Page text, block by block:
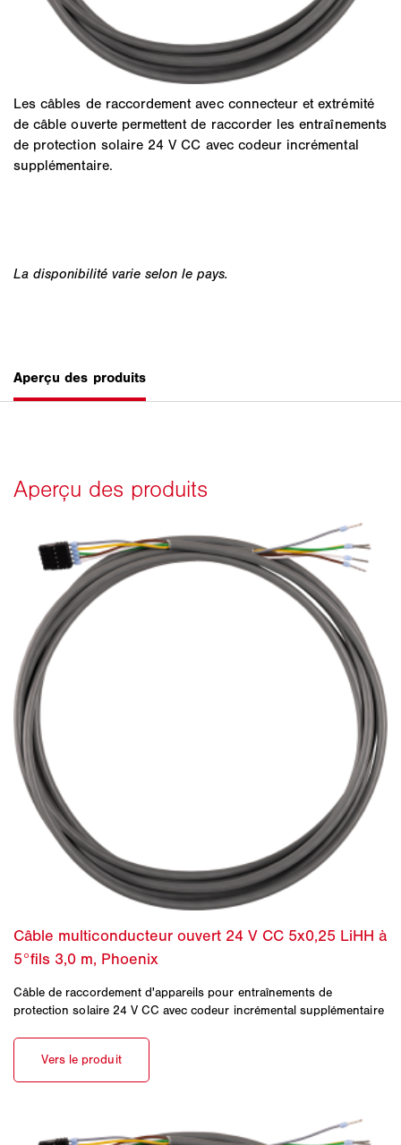
Les câbles de raccordement avec connecteur et extrémité
de câble ouverte permettent de raccorder les entraînements
de protection solaire 24 V CC avec codeur incrémental
supplémentaire.
Câble de raccordement d'appareils pour entraînements de
protection solaire 24 V CC avec codeur incrémental supplémentaire